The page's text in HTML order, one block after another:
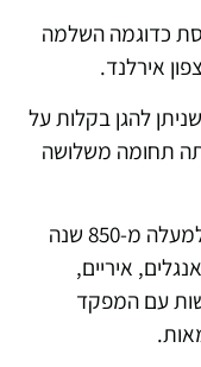
כדוגמה השלמה
אירלנד.
יש מיקום שניתן להגן בקלות על
תחומה משלושה
מי ששלט בטירה זו שלט בנמל מרכזי, ולמעלה מ-850 שנה
איריים,
עם המפקד